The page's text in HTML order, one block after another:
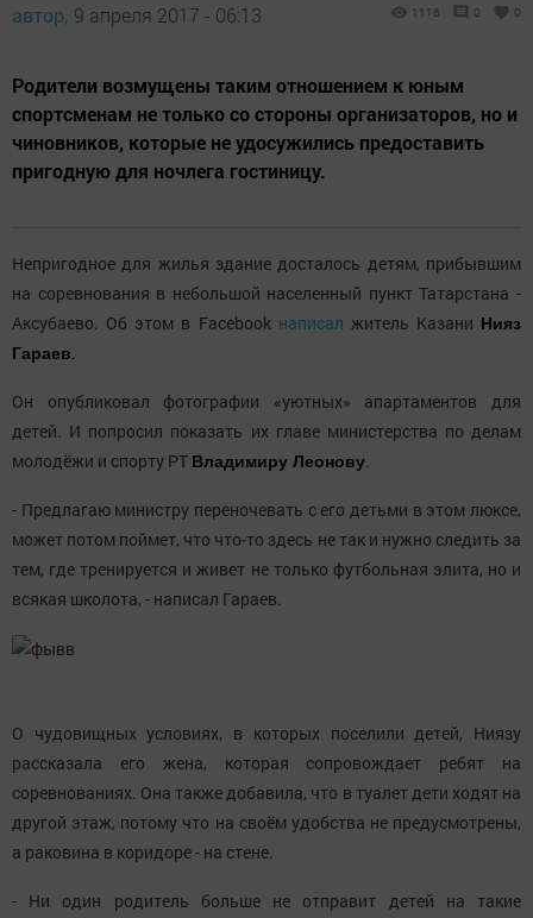
автор, 9 апреля 2017 - 06:13 1116 0 0
Родители возмущены таким отношением к юным
спортсменам не только со стороны организаторов, но и
чиновников, которые не удосужились предоставить
пригодную для ночлега гостиницу.
Непригодное для жилья здание досталось детям, прибывшим
на соревнования в небольшой населенный пункт Татарстана -
Аксубаево. Об этом в Facebook написал житель Казани Нияз
Гараев
Он опубликовал фотографии «уютных» апартаментов для
детей. И попросил показать их главе министерства по делам
молодёжи и спорту РТ Владимиру Леонову
- Предлагаю министру переночевать с его детьми в этом люксе,
может потом поймет, что что-то здесь не так и нужно следить за
тем, где тренируется и живет не только футбольная элита, но и
всякая школота, - написал Гараев.
О чудовищных условиях, в которых поселили детей, Ниязу
рассказала его жена, которая сопровождает ребят на
соревнованиях. Она также добавила, что в туалет дети ходят на
другой этаж, потому что на своём удобства не предусмотрены,
а раковина в коридоре - на стене.
- Ни один родитель больше не отправит детей на такие